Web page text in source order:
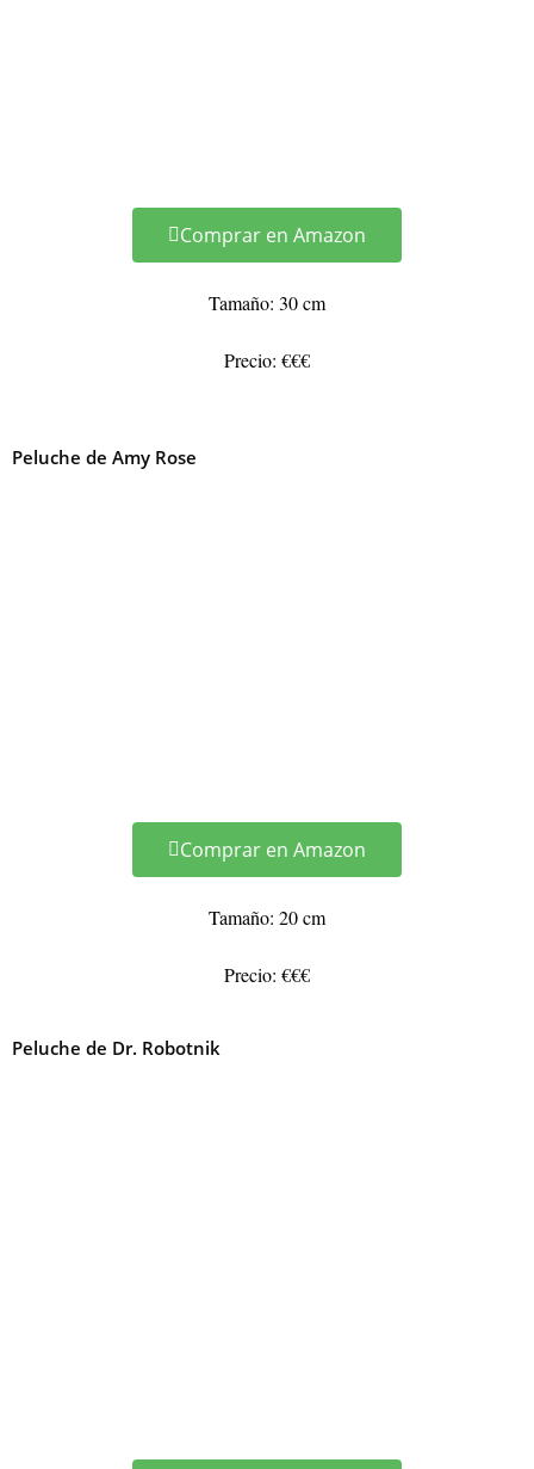
Comprar en Amazon
Tamaño: 30 cm
Precio: €€€
Peluche de Amy Rose
Comprar en Amazon
Tamaño: 20 cm
Precio: €€€
Peluche de Dr. Robotnik